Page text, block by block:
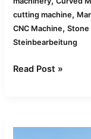
cutting machine,
CNC Machine,Stone
Steinbearbeitung
Read Post »